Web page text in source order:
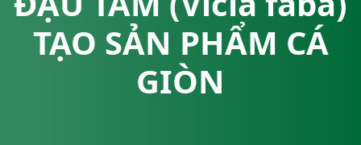
TẠO SẢN PHẨM CÁ
GIÒN